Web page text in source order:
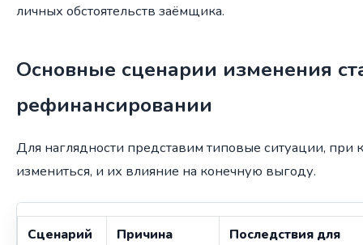
личных обстоятельств заёмщика.
Основные сценарии изменения
рефинансировании
Для наглядности представим типовые ситуации, при
измениться, и их влияние на конечную выгоду.
Сценарий
Причина
Последствия для